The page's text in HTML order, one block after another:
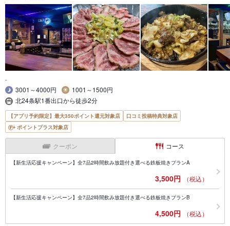
-
3001～4000円
1001～1500円
北24条駅1番出口から徒歩2分
【アプリ予約限定】最大350ポイント還元対象店
口コミ投稿特典対象店
ポイントプラス対象店
クーポン コース
【新生活応援キャンペーン】全7品2時間飲み放題付き選べる鉄板焼きプランA
3,500円 （税込）
【新生活応援キャンペーン】全7品2時間飲み放題付き選べる鉄板焼きプランB
4,500円 （税込）